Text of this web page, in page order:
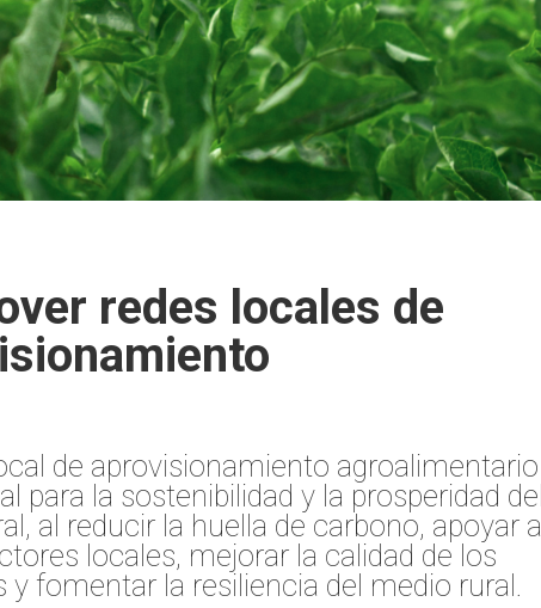
redes locales de
de aprovisionamiento agroalimentario
para la sostenibilidad y la prosperidad del
al reducir la huella de carbono, apoyar a
locales, mejorar la calidad de los
y fomentar la resiliencia del medio rural.